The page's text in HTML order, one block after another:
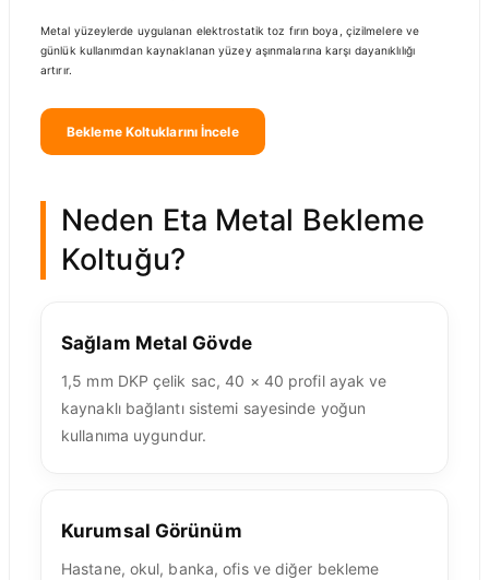
Metal yüzeylerde uygulanan elektrostatik toz fırın boya, çizilmelere ve
günlük kullanımdan kaynaklanan yüzey aşınmalarına karşı dayanıklılığı
artırır.
Bekleme Koltuklarını İncele
Neden Eta Metal Bekleme
Koltuğu?
Sağlam Metal Gövde
1,5 mm DKP çelik sac, 40 × 40 profil ayak ve
kaynaklı bağlantı sistemi sayesinde yoğun
kullanıma uygundur.
Kurumsal Görünüm
Hastane, okul, banka, ofis ve diğer bekleme